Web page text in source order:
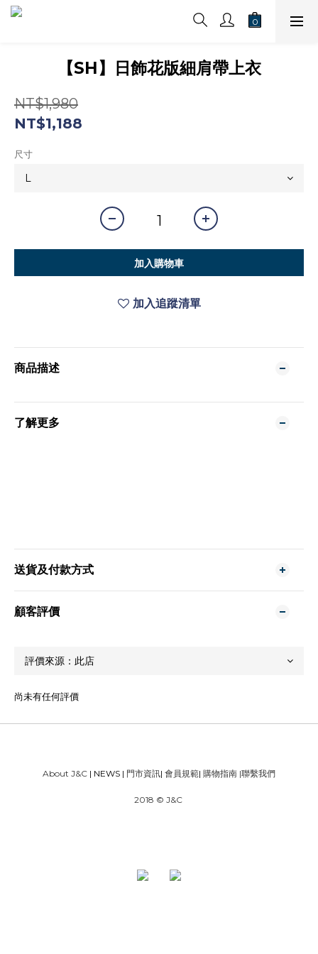
【SH】日飾花版細肩帶上衣
NT$1,980
NT$1,188
尺寸
加入購物車
加入追蹤清單
商品描述
了解更多
送貨及付款方式
顧客評價
尚未有任何評價
About J&C | NEWS | 門市資訊| 會員規範| 購物指南 |聯繫我們
2018 © J&C